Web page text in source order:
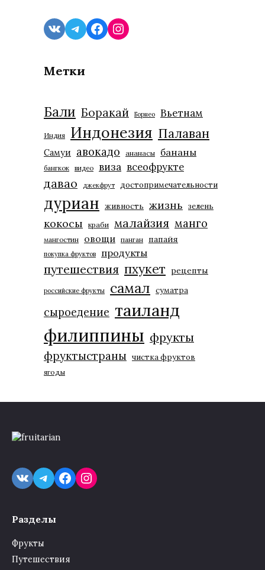
VKTelegram
Facebook
Instagram
Метки
Бали Боракай Борнео Вьетнам
Индия Индонезия Палаван
Самуи авокадо ананасы бананы
бангкок видео виза всеофрукте
давао джекфрут достопримечательности
дуриан живность жизнь зелень
кокосы краби малайзия манго
мангостин овощи панган папайя
покупка фруктов продукты
путешествия пхукет рецепты
российские фрукты самал суматра
сыроедение таиланд
филиппины фрукты
фруктыстраны чистка фруктов
ягоды
VKTelegram
Facebook
Instagram
Разделы
Фрукты
Путешествия